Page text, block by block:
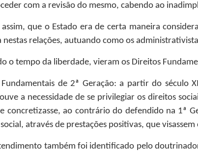
com a revisão do mesmo, cabendo ao
assim, que o Estado era de certa maneira
relações, autuando como os
o tempo da liberdade, vieram os Direitos
de 2ª Geração: a partir do século
a necessidade de se privilegiar os direitos
concretizasse, ao contrário do defendido na 1ª
através de prestações positivas, que
também foi identificado pelo doutrinador